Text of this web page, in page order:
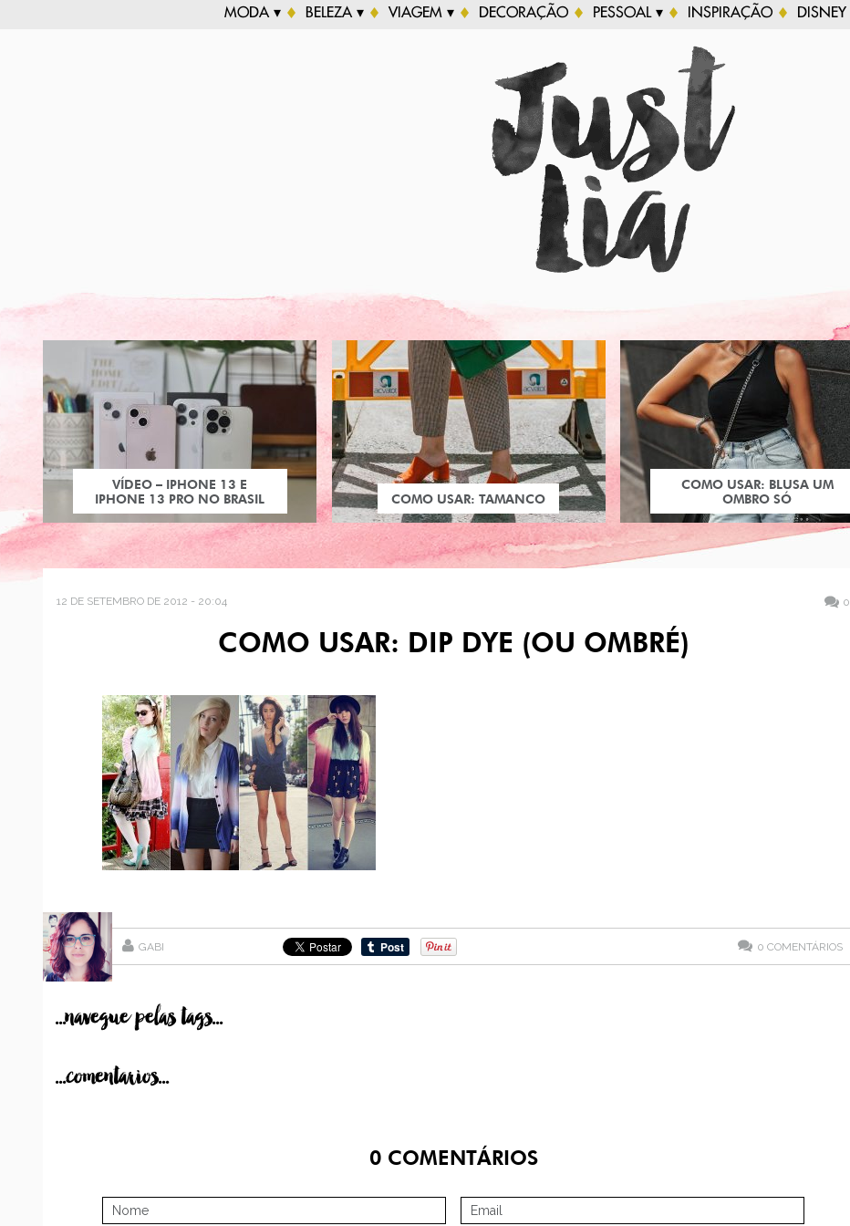
MODA ▾ BELEZA ▾ VIAGEM ▾ DECORAÇÃO PESSOAL ▾ INSPIRAÇÃO DISNEY
VÍDEO – IPHONE 13 E
IPHONE 13 PRO NO BRASIL
COMO USAR: TAMANCO
COMO USAR: BLUSA UM
OMBRO SÓ
12 DE SETEMBRO DE 2012 - 20:04 0
COMO USAR: DIP DYE (OU OMBRÉ)
GABI 0 COMENTÁRIOS
...navegue pelas tags...
...comentarios...
0COMENTÁRIOS